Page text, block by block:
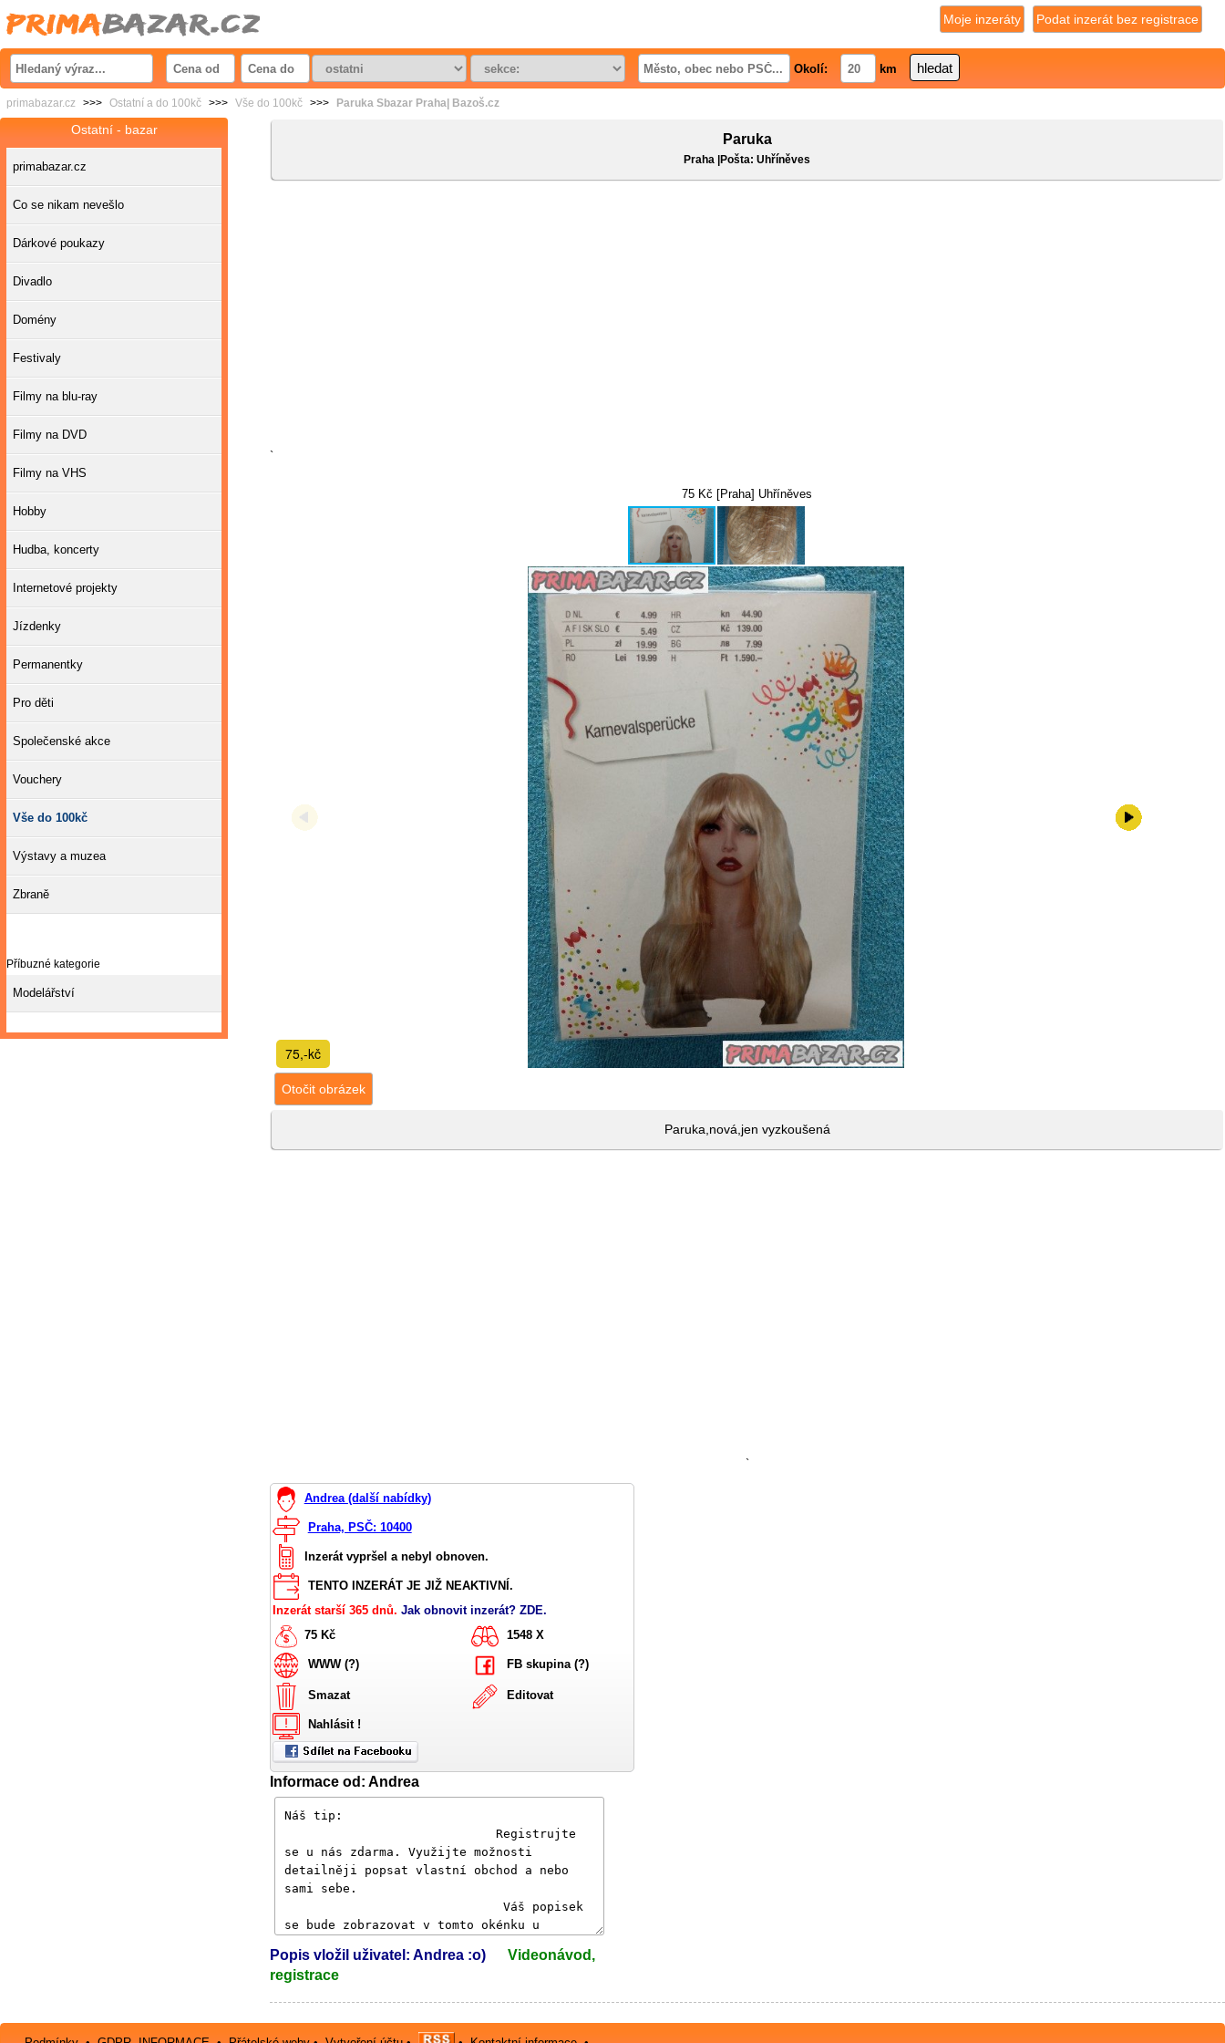
Podat inzerát bez registrace
Moje inzeráty
Okolí: km
primabazar.cz >>> Ostatní a do 100kč >>> Vše do 100kč >>> Paruka Sbazar Praha| Bazoš.cz
Paruka
Praha |Pošta: Uhříněves
`
75 Kč [Praha] Uhříněves
75,-kč
Otočit obrázek
Paruka,nová,jen vyzkoušená
`
Andrea (další nabídky)
Praha, PSČ: 10400
Inzerát vypršel a nebyl obnoven.
TENTO INZERÁT JE JIŽ NEAKTIVNÍ.
Inzerát starší 365 dnů. Jak obnovit inzerát? ZDE.
75 Kč
1548 X
WWW (?) FB skupina (?)
Smazat Editovat
Nahlásit !
Informace od: Andrea
Popis vložil uživatel: Andrea :o)
Videonávod,
registrace
Ostatní - bazar
primabazar.cz
Co se nikam nevešlo
Dárkové poukazy
Divadlo
Domény
Festivaly
Filmy na blu-ray
Filmy na DVD
Filmy na VHS
Hobby
Hudba, koncerty
Internetové projekty
Jízdenky
Permanentky
Pro děti
Společenské akce
Vouchery
Vše do 100kč
Výstavy a muzea
Zbraně
Příbuzné kategorie
Modelářství